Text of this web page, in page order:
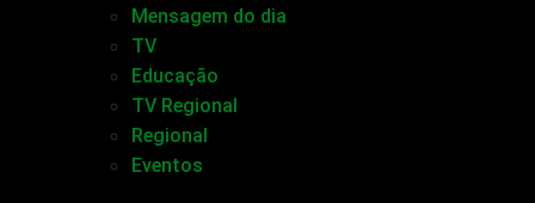
Mensagem do dia
TV
Educação
TV Regional
Regional
Eventos